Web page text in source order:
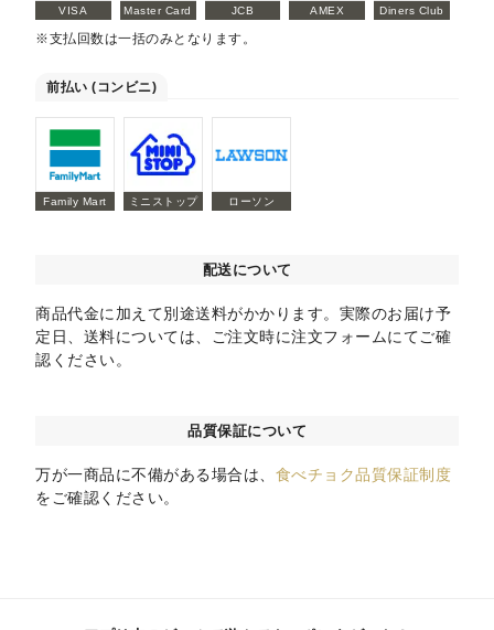
VISA Master Card JCB AMEX Diners Club
※支払回数は一括のみとなります。
前払い (コンビニ)
Family Mart ミニストップ ローソン
配送について
商品代金に加えて別途送料がかかります。実際のお届け予
定日、送料については、ご注文時に注文フォームにてご確
認ください。
品質保証について
万が一商品に不備がある場合は、 食べチョク品質保証制度
をご確認ください。